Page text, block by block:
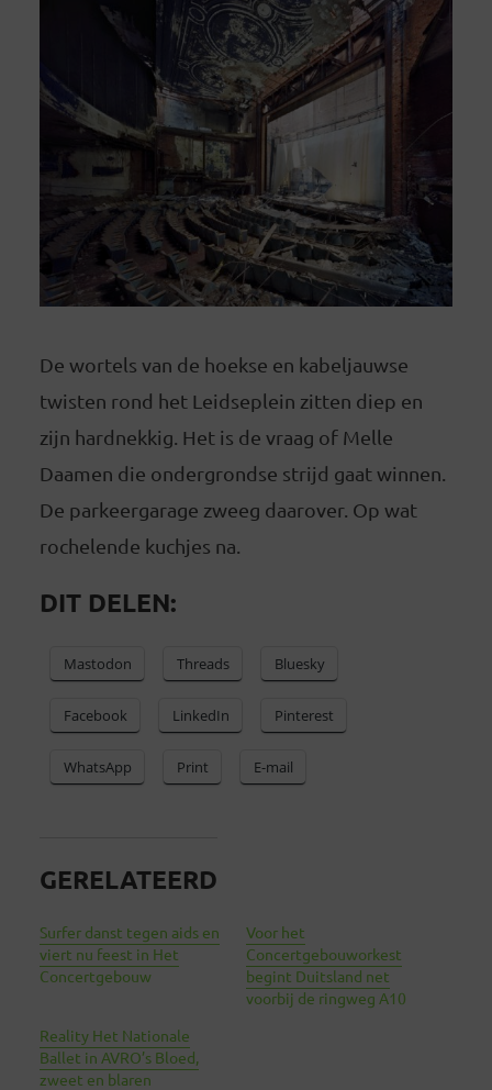
De wortels van de hoekse en kabeljauwse
twisten rond het Leidseplein zitten diep en
zijn hardnekkig. Het is de vraag of Melle
Daamen die ondergrondse strijd gaat winnen.
De parkeergarage zweeg daarover. Op wat
rochelende kuchjes na.
DIT DELEN:
Mastodon Threads Bluesky
Facebook LinkedIn Pinterest
WhatsApp Print E-mail
GERELATEERD
Surfer danst tegen aids en
viert nu feest in Het
Concertgebouw
Voor het
Concertgebouworkest
begint Duitsland net
voorbij de ringweg A10
Reality Het Nationale
Ballet in AVRO’s Bloed,
zweet en blaren